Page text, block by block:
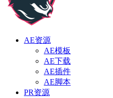
AE资源
AE模板
AE下载
AE插件
AE脚本
PR资源